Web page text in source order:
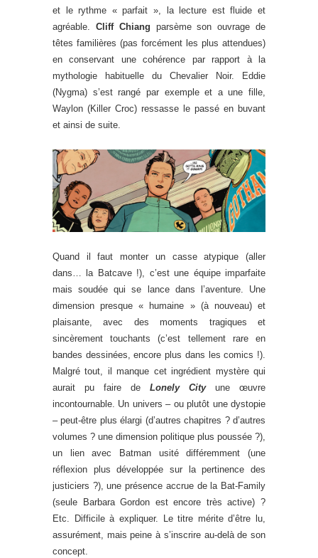
et le rythme « parfait », la lecture est fluide et
agréable. Cliff Chiang parsème son ouvrage de
têtes familières (pas forcément les plus attendues)
en conservant une cohérence par rapport à la
mythologie habituelle du Chevalier Noir. Eddie
(Nygma) s’est rangé par exemple et a une fille,
Waylon (Killer Croc) ressasse le passé en buvant
et ainsi de suite.
Quand il faut monter un casse atypique (aller
dans… la Batcave !), c’est une équipe imparfaite
mais soudée qui se lance dans l’aventure. Une
dimension presque « humaine » (à nouveau) et
plaisante, avec des moments tragiques et
sincèrement touchants (c’est tellement rare en
bandes dessinées, encore plus dans les comics !).
Malgré tout, il manque cet ingrédient mystère qui
aurait pu faire de Lonely Cityune œuvre
incontournable. Un univers – ou plutôt une dystopie
– peut-être plus élargi (d’autres chapitres ? d’autres
volumes ? une dimension politique plus poussée ?),
un lien avec Batman usité différemment (une
réflexion plus développée sur la pertinence des
justiciers ?), une présence accrue de la Bat-Family
(seule Barbara Gordon est encore très active) ?
Etc. Difficile à expliquer. Le titre mérite d’être lu,
assurément, mais peine à s’inscrire au-delà de son
concept.